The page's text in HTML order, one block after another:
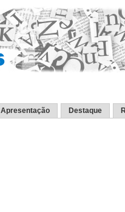
Apresentação Destaque